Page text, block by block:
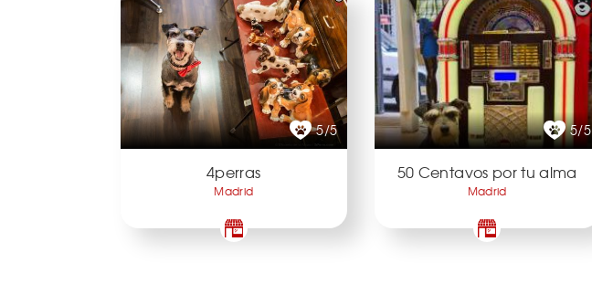
5/5
4perras
Madrid
5/5
50 Centavos por tu alma
Madrid